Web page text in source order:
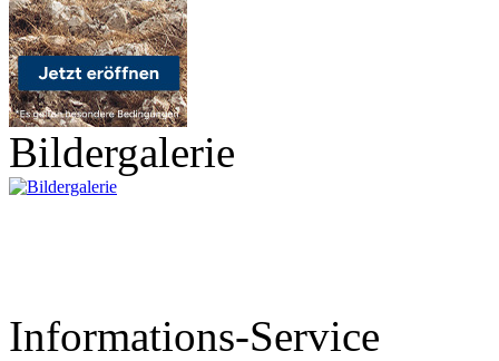
Bildergalerie
Informations-Service